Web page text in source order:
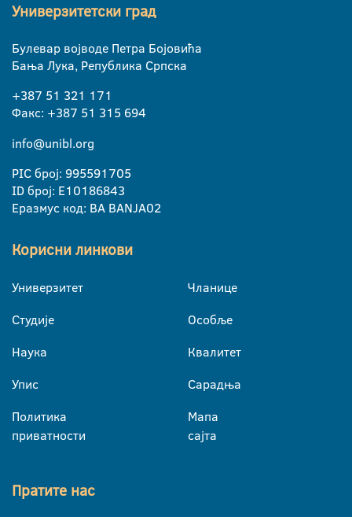
Универзитетски град
Булевар војводе Петра Бојовића
Бања Лука, Република Српска
+387 51 321 171
Факс: +387 51 315 694
info@unibl.org
PIC број: 995591705
ID број: E10186843
Еразмус код: BA BANJA02
Корисни линкови
Универзитет
Студије
Наука
Упис
Политика
приватности
Чланице
Особље
Квалитет
Сарадња
Мапа
сајта
Пратите нас